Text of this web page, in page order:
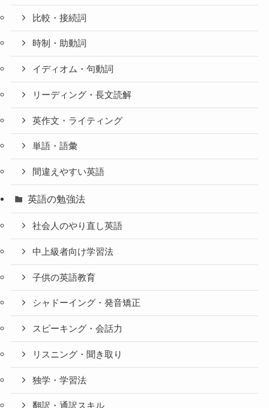
比較・接続詞
時制・助動詞
イディオム・句動詞
リーディング・長文読解
英作文・ライティング
単語・語彙
間違えやすい英語
英語の勉強法
社会人のやり直し英語
中上級者向け学習法
子供の英語教育
シャドーイング・発音矯正
スピーキング・会話力
リスニング・聞き取り
独学・学習法
翻訳・通訳スキル